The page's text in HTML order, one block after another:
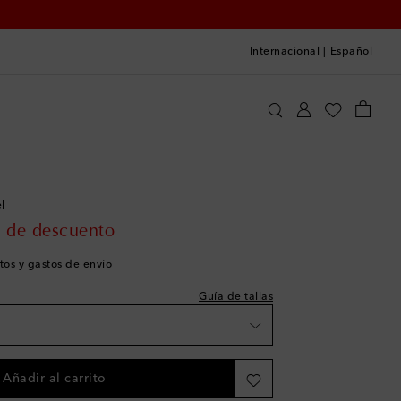
Internacional Español
de descuento
y gastos de envío
Guía de tallas
Añadir al carrito